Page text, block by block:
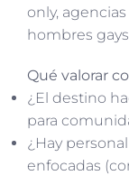
only,
hombres
Qué valorar
¿El destino
para
¿Hay
enfocadas